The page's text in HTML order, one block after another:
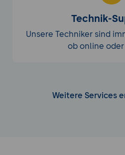
Zugriffskontrolle und
Überblick über die
CodeCanvas und wie
gezielte
organisiert, um die
Technik-
Unsere Techniker sind
ob online
Weitere Services